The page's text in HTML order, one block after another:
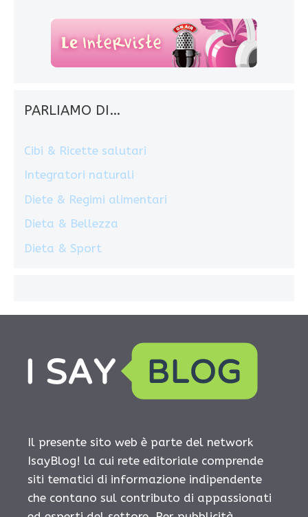
PARLIAMO DI…
Cibi & Ricette salutari
Integratori naturali
Diete & Regimi alimentari
Dieta & Bellezza
Dieta & Sport
Il presente sito web è parte del network
IsayBlog! la cui rete editoriale comprende
siti tematici di informazione indipendente
che contano sul contributo di appassionati